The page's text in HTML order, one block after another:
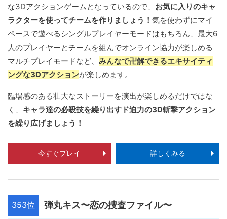
な3Dアクションゲームとなっているので、 お気に入りのキャ
ラクターを使ってチームを作りましょう！ 気を使わずにマイ
ペースで遊べるシングルプレイヤーモードはもちろん、最大6
人のプレイヤーとチームを組んでオンライン協力が楽しめる
マルチプレイモードなど、 みんなで卍解できるエキサイティ
ングな3Dアクションが楽しめます。
臨場感のある壮大なストーリーを演出が楽しめるだけではな
く、 キャラ達の必殺技を繰り出すド迫力の3D斬撃アクション
を繰り広げましょう！
今すぐプレイ 詳しくみる
353位 弾丸キス〜恋の捜査ファイル〜